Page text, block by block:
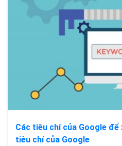
Các tiêu chí của Google để
tiêu chí của Google